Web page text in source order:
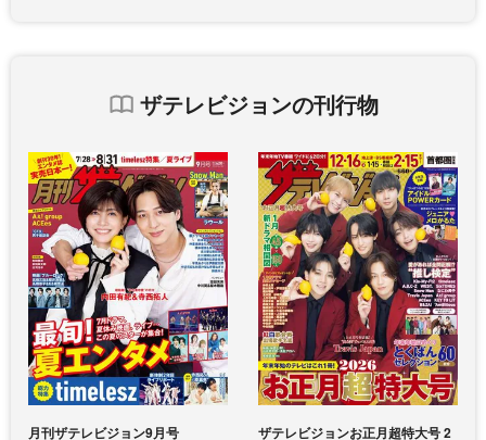
ザテレビジョンの刊行物
月刊ザテレビジョン9月号
ザテレビジョンお正月超特大号 2